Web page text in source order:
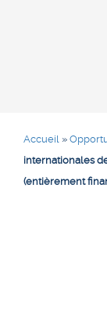
Accueil »
internationales
(entièrement